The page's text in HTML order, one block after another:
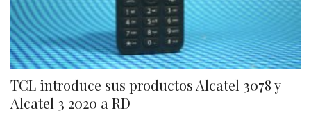
TCL introduce sus productos Alcatel 3078 y
Alcatel 3 2020 a RD